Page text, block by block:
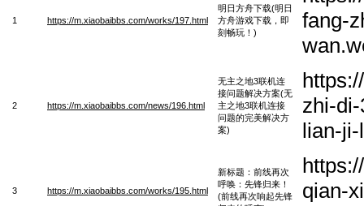
1 https://m.xiaobaibbs.com/works/197.html
明日方舟下载(明日
方舟游戏下载，即
刻畅玩！)
fang-
2 https://m.xiaobaibbs.com/news/196.html
无主之地3联机连
接问题解决方案(无
主之地3联机连接
问题的完美解决方
案)
zhi-
lian-
3 https://m.xiaobaibbs.com/works/195.html
新标题：前线再次
呼唤：先锋归来！
(前线再次响起先锋
qian-